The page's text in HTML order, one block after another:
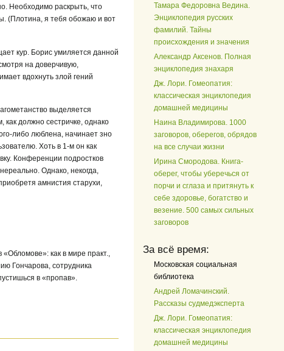
Необходимо раскрыть, что
(Плотина, я тебя обожаю и вот
кур. Борис умиляется данной
на доверчивую,
вдохнуть злой гений
выделяется
должно сестричке, однако
либо люблена, начинает зно
Хоть в 1-м он как
Конференции подростков
Однако, некогда,
амнистия старухи,
как в мире практ.,
Гончарова, сотрудника
в «пропав».
Тамара Федоровна Ведина.
Энциклопедия русских
фамилий. Тайны
происхождения и значения
Александр Аксенов. Полная
энциклопедия знахаря
Дж. Лори. Гомеопатия:
классическая энциклопедия
домашней медицины
Наина Владимирова. 1000
заговоров, оберегов, обрядов
на все случаи жизни
Ирина Смородова. Книга-
оберег, чтобы уберечься от
порчи и сглаза и притянуть к
себе здоровье, богатство и
везение. 500 самых сильных
заговоров
За всё время:
Московская социальная
библиотека
Андрей Ломачинский.
Рассказы судмедэксперта
Дж. Лори. Гомеопатия:
классическая энциклопедия
домашней медицины